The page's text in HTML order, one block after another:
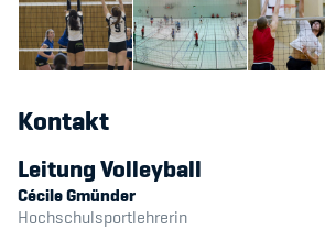
Kontakt
Leitung Volleyball
Cécile Gmünder
Hochschulsportlehrerin